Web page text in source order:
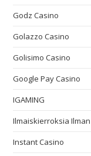
Godz Casino
Golazzo Casino
Golisimo Casino
Google Pay Casino
IGAMING
Ilmaiskierroksia
Instant Casino